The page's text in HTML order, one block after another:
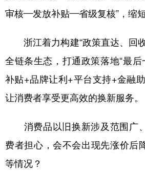
审核—发放补贴—省级复核”，缩短
浙江着力构建“政策直达、回收
全链条生态，打通政策落地“最后
补贴+品牌让利+平台支持+金融助
让消费者享受更高效的换新服务。
消费品以旧换新涉及范围广
费者担心，会不会出现先涨价后
等情况？